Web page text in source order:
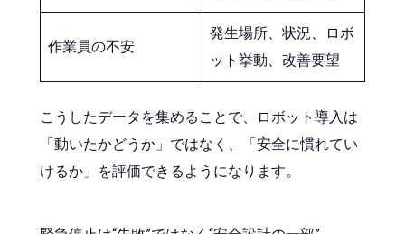
作業員の不安
発生場所、状況、ロボ
ット挙動、改善要望
こうしたデータを集めることで、ロボット導入は
「動いたかどうか」ではなく、「安全に慣れてい
けるか」を評価できるようになります。